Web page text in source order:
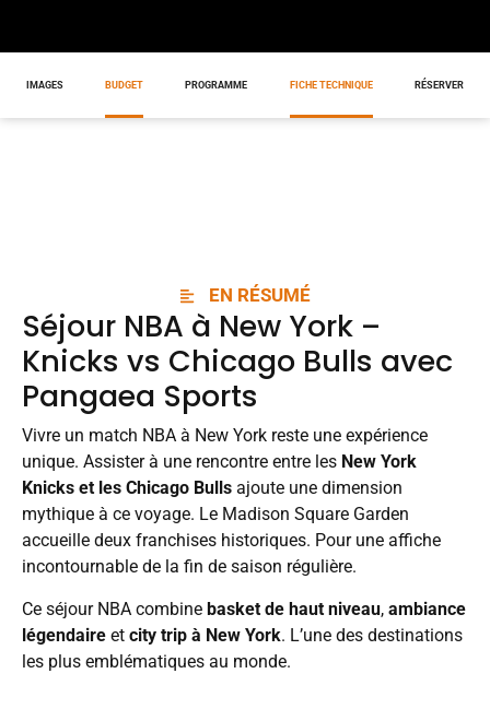
IMAGES BUDGET PROGRAMME FICHE TECHNIQUE RÉSERVER
EN RÉSUMÉ
Séjour NBA à New York –
Knicks vs Chicago Bulls avec
Pangaea Sports
Vivre un match NBA à New York reste une expérience
unique. Assister à une rencontre entre les New York
Knicks et les Chicago Bullsajoute une dimension
mythique à ce voyage. Le Madison Square Garden
accueille deux franchises historiques. Pour une affiche
incontournable de la fin de saison régulière.
Ce séjour NBA combine basket de haut niveau, ambiance
légendaireet city trip à New York. L’une des destinations
les plus emblématiques au monde.